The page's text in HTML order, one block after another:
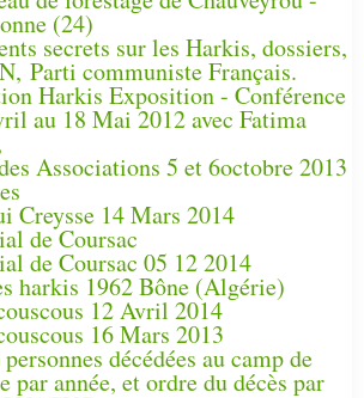
(24)
secrets sur les Harkis, dossiers,
Parti communiste Français.
Harkis Exposition - Conférence
au 18 Mai 2012 avec Fatima
Associations 5 et 6octobre 2013
Creysse 14 Mars 2014
de Coursac
de Coursac 05 12 2014
harkis 1962 Bône (Algérie)
12 Avril 2014
16 Mars 2013
décédées au camp de
par année, et ordre du décès par